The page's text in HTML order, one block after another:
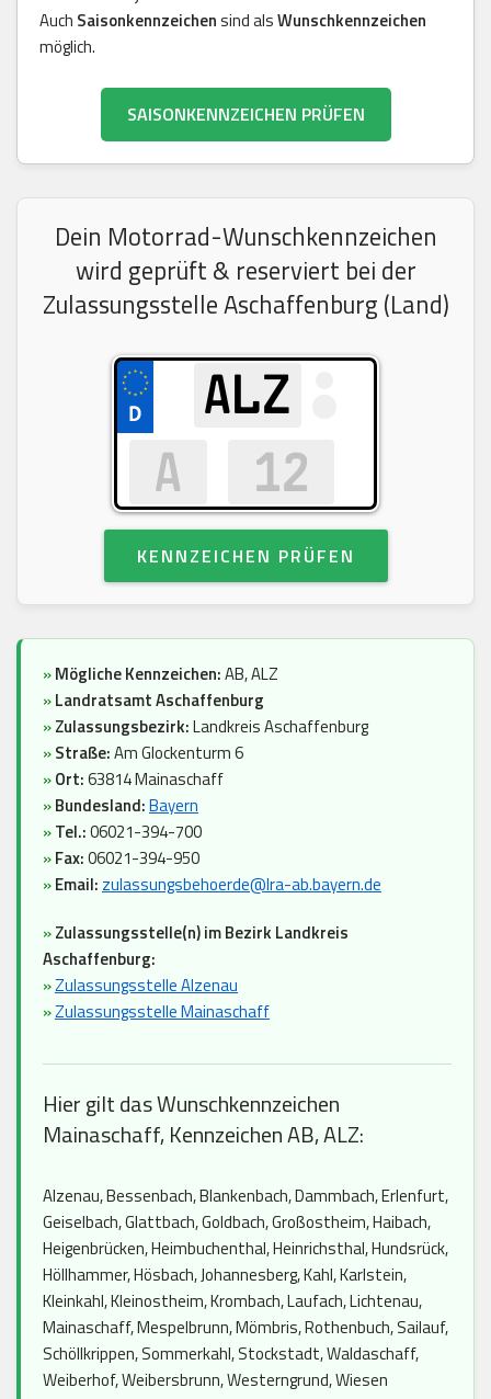
Auch Saisonkennzeichensind alsWunschkennzeichen
möglich.
SAISONKENNZEICHEN PRÜFEN
Dein Motorrad-Wunschkennzeichen
wird geprüft & reserviert bei der
Zulassungsstelle Aschaffenburg (Land)
KENNZEICHEN PRÜFEN
»Mögliche Kennzeichen:AB, ALZ
»Landratsamt Aschaffenburg
»Zulassungsbezirk:Landkreis Aschaffenburg
»Straße:Am Glockenturm 6
»Ort:63814 Mainaschaff
»Bundesland:Bayern
»Tel.:06021-394-700
»Fax:06021-394-950
»Email: zulassungsbehoerde@lra-ab.bayern.de
»Zulassungsstelle(n) im Bezirk Landkreis
Aschaffenburg:
»Zulassungsstelle Alzenau
»Zulassungsstelle Mainaschaff
Hier gilt das Wunschkennzeichen
Mainaschaff, Kennzeichen AB, ALZ:
Alzenau, Bessenbach, Blankenbach, Dammbach, Erlenfurt,
Geiselbach, Glattbach, Goldbach, Großostheim, Haibach,
Heigenbrücken, Heimbuchenthal, Heinrichsthal, Hundsrück,
Höllhammer, Hösbach, Johannesberg, Kahl, Karlstein,
Kleinkahl, Kleinostheim, Krombach, Laufach, Lichtenau,
Mainaschaff, Mespelbrunn, Mömbris, Rothenbuch, Sailauf,
Schöllkrippen, Sommerkahl, Stockstadt, Waldaschaff,
Weiberhof, Weibersbrunn, Westerngrund, Wiesen